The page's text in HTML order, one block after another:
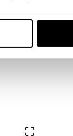
Ver en